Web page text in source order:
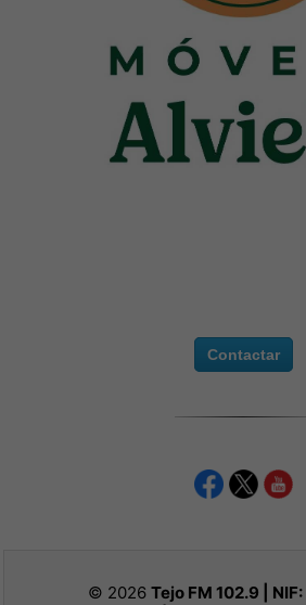
Contactar
© 2026 Tejo FM 102.9 | NIF: